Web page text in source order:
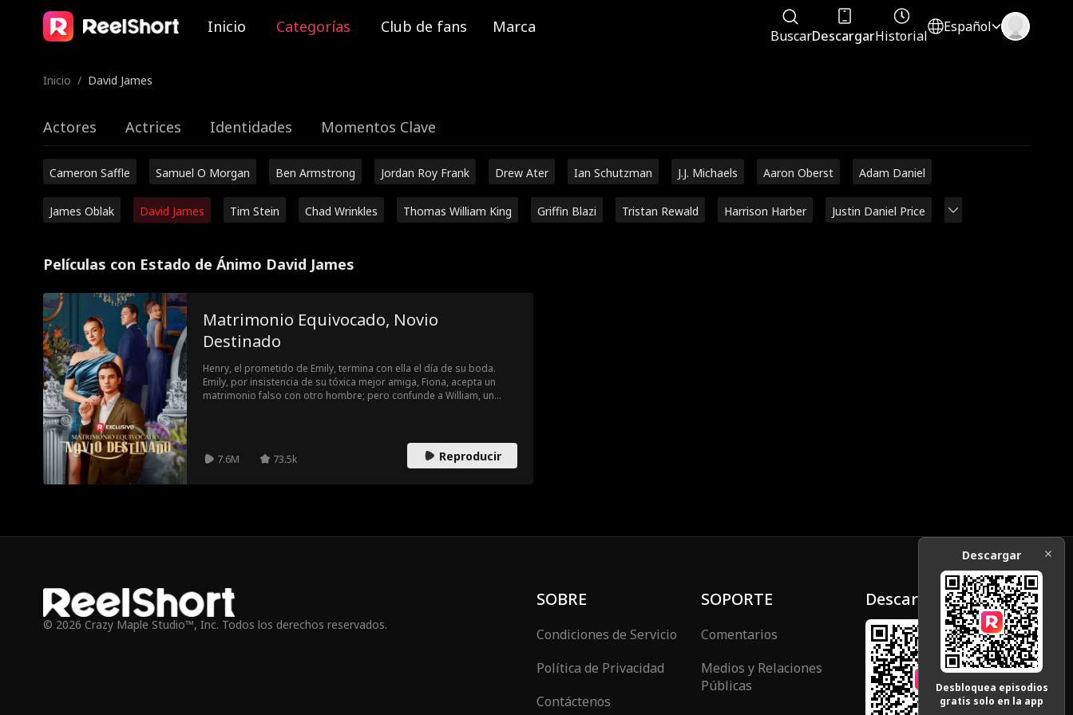
Inicio Categorías Club de fans Marca BuscarDescargarHistorial
Español
Inicio / David James
Actores Actrices Identidades Momentos Clave
Cameron Saffle Samuel O Morgan Ben Armstrong Jordan Roy Frank Drew Ater Ian Schutzman J.J. Michaels Aaron Oberst Adam Daniel
James Oblak David James Tim Stein Chad Wrinkles Thomas William King Griffin Blazi Tristan Rewald Harrison Harber Justin Daniel Price
Películas con Estado de Ánimo David James
Matrimonio Equivocado, Novio
Destinado
Henry, el prometido de Emily, termina con ella el día de su boda.
Emily, por insistencia de su tóxica mejor amiga, Fiona, acepta un
matrimonio falso con otro hombre; pero confunde a William, un
está ahogándose en deudas. William oculta su identidad hasta el
día de la competencia de diseño cuando Fiona y Henry planean
7.6M 73.5k Reproducir
© 2026 Crazy Maple Studio™, Inc. Todos los derechos reservados.
SOBRE
Condiciones de Servicio
Política de Privacidad
Contáctenos
SOPORTE
Comentarios
Medios y Relaciones
Públicas
Descargar
Descargar
Desbloquea episodios
gratis solo en la app